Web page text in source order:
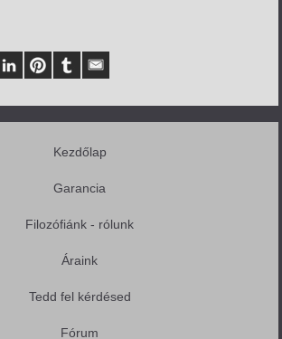
Kezdőlap
Garancia
Filozófiánk - rólunk
Áraink
Tedd fel kérdésed
Fórum